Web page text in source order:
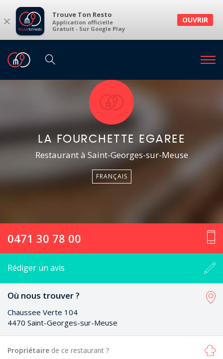
× Trouve Ton Resto
Application officielle
Gratuit - Sur Google Play
OUVRIR
LA FOURCHETTE EGAREE
Restaurant à Saint-Georges-sur-Meuse
FRANÇAIS
0471 30 78 00
Rédiger un avis
Où nous trouver ?
Chaussee Verte 104
4470 Saint-Georges-sur-Meuse
Propriétaire de ce restaurant ?